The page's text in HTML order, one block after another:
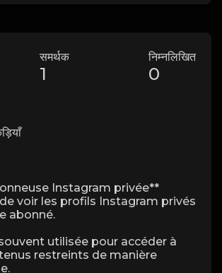
समर्थक
1
निम्नलिखित
0
Instagram privée**
voir les profils Instagram privés
abonné.
utilisée pour accéder à
restreints de manière